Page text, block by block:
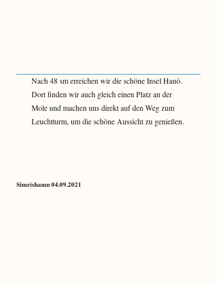
Nach 48 sm erreichen wir die schöne Insel Hanö.
Dort finden wir auch gleich einen Platz an der
Mole und machen uns direkt auf den Weg zum
Leuchtturm, um die schöne Aussicht zu genießen.
Simrishamn 04.09.2021